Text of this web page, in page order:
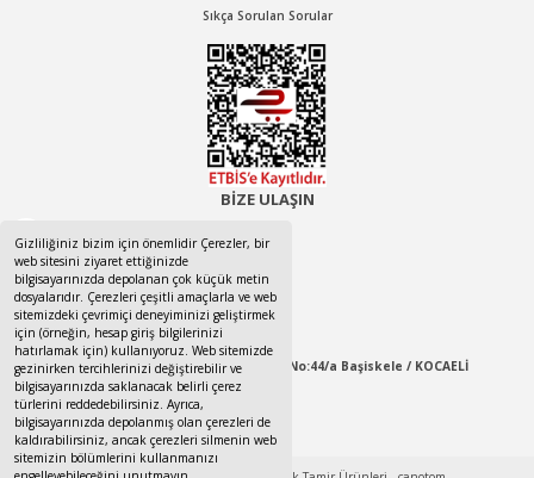
Gizliliğiniz bizim için önemlidir Çerezler, bir
web sitesini ziyaret ettiğinizde
bilgisayarınızda depolanan çok küçük metin
dosyalarıdır. Çerezleri çeşitli amaçlarla ve web
sitemizdeki çevrimiçi deneyiminizi geliştirmek
için (örneğin, hesap giriş bilgilerinizi
hatırlamak için) kullanıyoruz. Web sitemizde
gezinirken tercihlerinizi değiştirebilir ve
bilgisayarınızda saklanacak belirli çerez
türlerini reddedebilirsiniz. Ayrıca,
bilgisayarınızda depolanmış olan çerezleri de
kaldırabilirsiniz, ancak çerezleri silmenin web
sitemizin bölümlerini kullanmanızı
Sıkça Sorulan Sorular
BİZE ULAŞIN
0532 525 5674
0532 525 5674
canotom41@gmail.com
Yaylacık Mahallesi Mert İnan Sokak No:44/a Başiskele / KOCAELİ
09:00-18:00 Pazartesi / Cumartesi